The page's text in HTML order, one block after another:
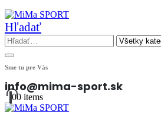
Hľadať
Sme tu pre Vás
info@mima-sport.sk
00 items